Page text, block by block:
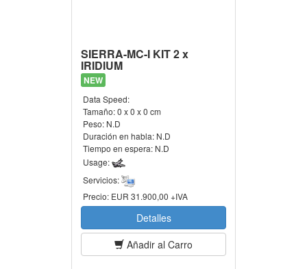
SIERRA-MC-I KIT 2 x
IRIDIUM
NEW
Data Speed:
Tamaño:0 x 0 x 0 cm
Peso: N.D
Duración en habla: N.D
Tiempo en espera: N.D
Usage:
Servicios:
Precio: EUR 31.900,00 +IVA
Detalles
Añadir al Carro